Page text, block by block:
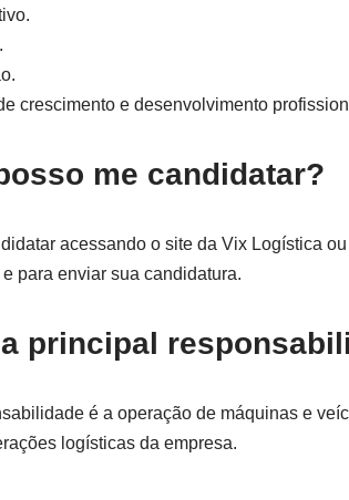
crescimento e desenvolvimento
me candidatar?
acessando o site da Vix Logística
para enviar sua candidatura.
principal
é a operação de máquinas e
logísticas da empresa.